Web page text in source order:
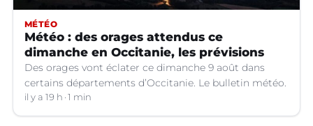
MÉTÉO
Météo : des orages attendus ce
dimanche en Occitanie, les prévisions
Des orages vont éclater ce dimanche 9 août dans
certains départements d’Occitanie. Le bulletin météo.
il y a 19 h 1 min